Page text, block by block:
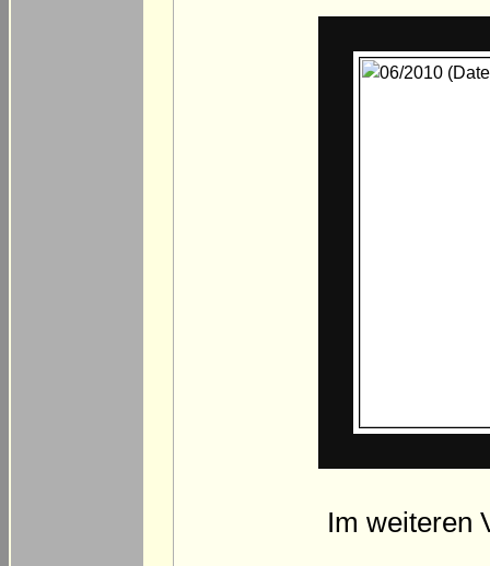
Im weiteren